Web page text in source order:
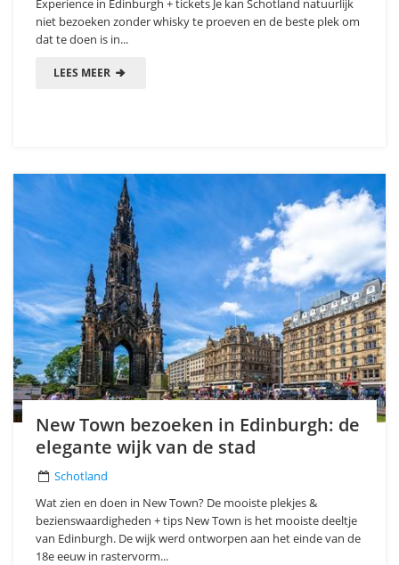
Experience in Edinburgh + tickets Je kan Schotland natuurlijk
niet bezoeken zonder whisky te proeven en de beste plek om
dat te doen is in...
LEES MEER
New Town bezoeken in Edinburgh: de
elegante wijk van de stad
Schotland
Wat zien en doen in New Town? De mooiste plekjes &
bezienswaardigheden + tips New Town is het mooiste deeltje
van Edinburgh. De wijk werd ontworpen aan het einde van de
18e eeuw in rastervorm...